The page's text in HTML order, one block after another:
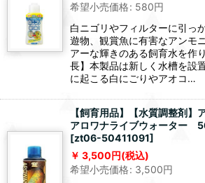
希望小売価格: 580円
白ニゴリやフィルターに引っ
遊物、観賞魚に有害なアンモ
アーな輝きのある飼育水を作
長】本製品は新しく水槽を設
に起こる白にごりやアオコ…
【飼育用品】【水質調整剤
アロワナライブウォーター
[zt06-50411091]
3,500円(税込)
希望小売価格: 3,500円